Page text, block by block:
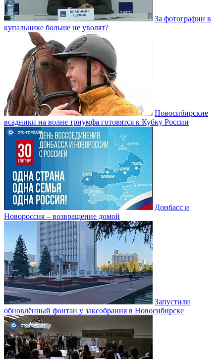
За фотографии в
купальнике больше не уволят?
Новосибирские
всадники на волне триумфа готовятся к Кубку России
Донбасс и
Новороссия – возвращение домой
Запустили
обновлённый фонтан у заксобрания в Новосибирске